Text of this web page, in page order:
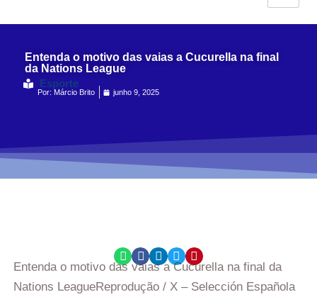
Entenda o motivo das vaias a Cucurella na final
da Nations League
Esporte
Por: Márcio Brito junho 9, 2025
Entenda o motivo das vaias a Cucurella na final da
Nations LeagueReprodução / X – Selección Española